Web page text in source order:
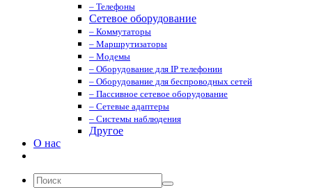
– Телефоны
Сетевое оборудование
– Коммутаторы
– Маршрутизаторы
– Модемы
– Оборудование для IP телефонии
– Оборудование для беспроводных сетей
– Пассивное сетевое оборудование
– Сетевые адаптеры
– Системы наблюдения
Другое
О нас